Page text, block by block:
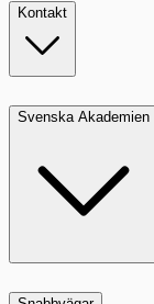
Kontakt
Svenska Akademien